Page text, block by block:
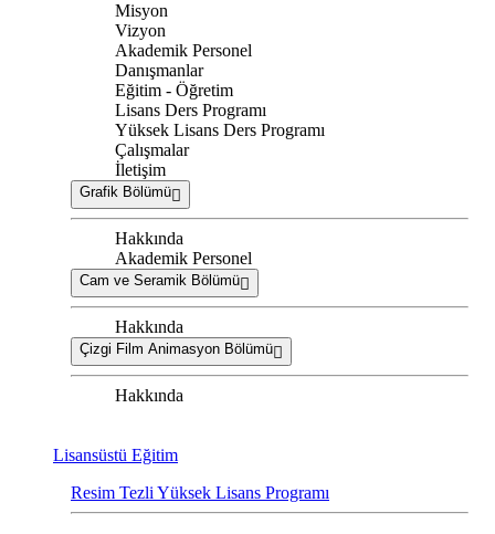
Misyon
Vizyon
Akademik Personel
Danışmanlar
Eğitim - Öğretim
Lisans Ders Programı
Yüksek Lisans Ders Programı
Çalışmalar
İletişim
Grafik Bölümü
Hakkında
Akademik Personel
Cam ve Seramik Bölümü
Hakkında
Çizgi Film Animasyon Bölümü
Hakkında
Lisansüstü Eğitim
Resim Tezli Yüksek Lisans Programı